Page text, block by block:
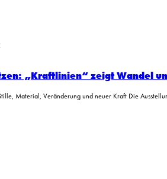
„Kraftlinien“ zeigt Wandel
Material, Veränderung und neuer Kraft Die